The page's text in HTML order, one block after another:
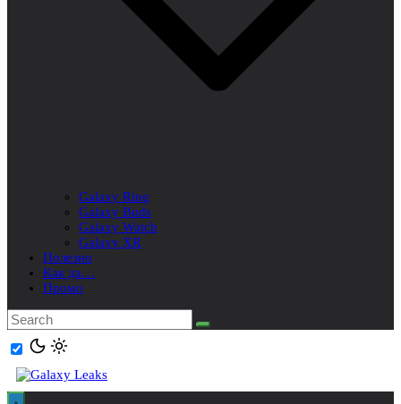
Galaxy Ring
Galaxy Buds
Galaxy Watch
Galaxy XR
Полезно
Как да…
Промо